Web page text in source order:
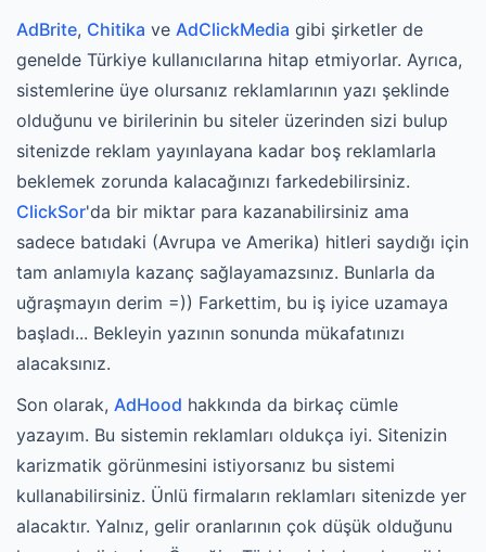
AdBrite, Chitika ve AdClickMedia gibi şirketler de
genelde Türkiye kullanıcılarına hitap etmiyorlar. Ayrıca,
sistemlerine üye olursanız reklamlarının yazı şeklinde
olduğunu ve birilerinin bu siteler üzerinden sizi bulup
sitenizde reklam yayınlayana kadar boş reklamlarla
beklemek zorunda kalacağınızı farkedebilirsiniz.
ClickSor'da bir miktar para kazanabilirsiniz ama
sadece batıdaki (Avrupa ve Amerika) hitleri saydığı için
tam anlamıyla kazanç sağlayamazsınız. Bunlarla da
uğraşmayın derim =)) Farkettim, bu iş iyice uzamaya
başladı... Bekleyin yazının sonunda mükafatınızı
alacaksınız.
Son olarak, AdHood hakkında da birkaç cümle
yazayım. Bu sistemin reklamları oldukça iyi. Sitenizin
karizmatik görünmesini istiyorsanız bu sistemi
kullanabilirsiniz. Ünlü firmaların reklamları sitenizde yer
alacaktır. Yalnız, gelir oranlarının çok düşük olduğunu